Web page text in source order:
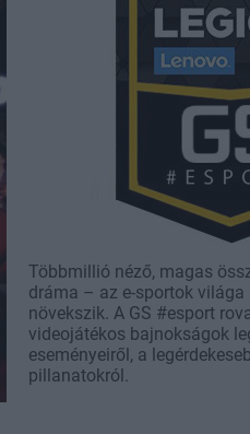
Többmillió néző, magas
dráma – az e-sportok
növekszik. A GS #esport
videojátékos bajnokságok
eseményeiről, a
pillanatokról.